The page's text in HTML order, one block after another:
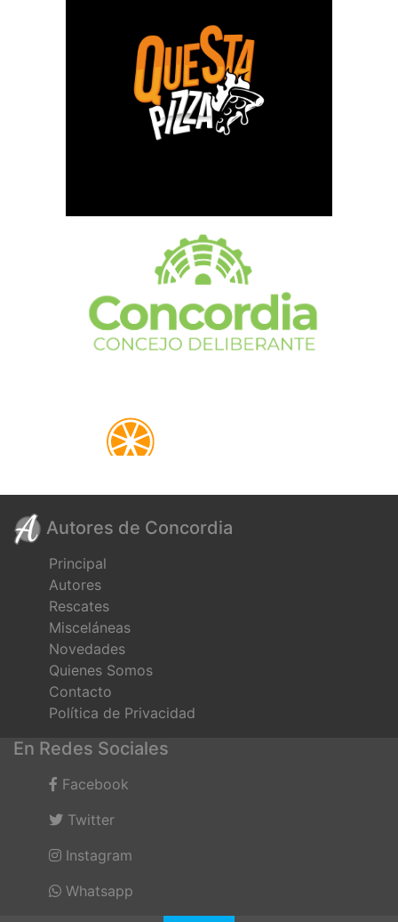
Autores de Concordia
Principal
Autores
Rescates
Misceláneas
Novedades
Quienes Somos
Contacto
Política de Privacidad
En Redes Sociales
Facebook
Twitter
Instagram
Whatsapp